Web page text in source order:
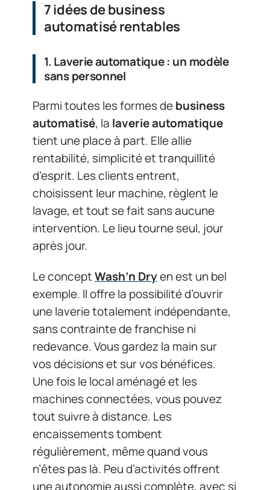
7 idées de business
automatisé rentables
1. Laverie automatique : un modèle
sans personnel
Parmi toutes les formes debusiness
automatisé, la laverieautomatique
tient une place à part. Elle allie
rentabilité, simplicité et tranquillité
d’esprit. Les clients entrent,
choisissent leur machine, règlent le
lavage, et tout se fait sans aucune
intervention. Le lieu tourne seul, jour
après jour.
Le conceptWash’n Dryen est un bel
exemple. Il offre la possibilité d’ouvrir
une laverie totalement indépendante,
sans contrainte de franchise ni
redevance. Vous gardez la main sur
vos décisions et sur vos bénéfices.
Une fois le local aménagé et les
machines connectées, vous pouvez
tout suivre à distance. Les
encaissements tombent
régulièrement, même quand vous
n’êtes pas là. Peu d’activités offrent
une autonomie aussi complète, avec si